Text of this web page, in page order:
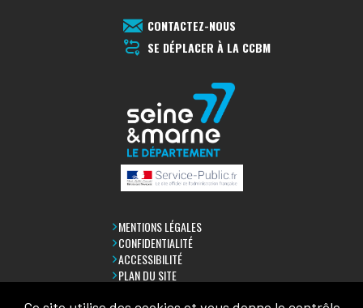
CONTACTEZ-NOUS
SE DÉPLACER À LA CCBM
MENTIONS LÉGALES
CONFIDENTIALITÉ
ACCESSIBILITÉ
PLAN DU SITE